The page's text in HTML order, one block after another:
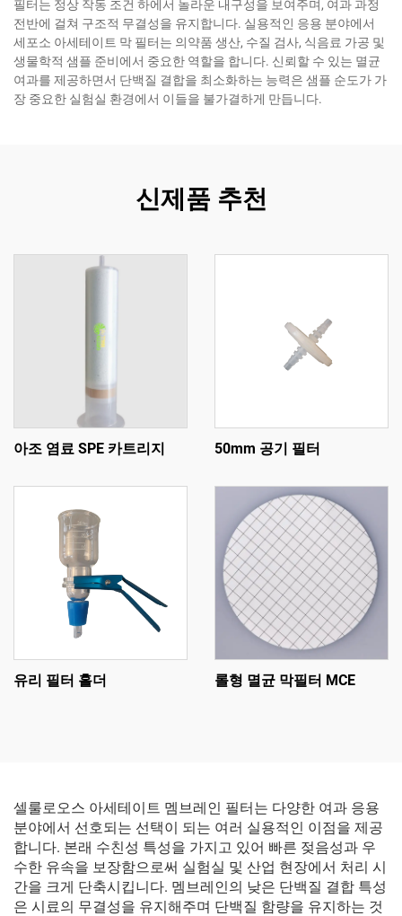
필터는 정상 작동 조건 하에서 놀라운 내구성을 보여주며, 여과 과정
전반에 걸쳐 구조적 무결성을 유지합니다. 실용적인 응용 분야에서
세포소 아세테이트 막 필터는 의약품 생산, 수질 검사, 식음료 가공 및
생물학적 샘플 준비에서 중요한 역할을 합니다. 신뢰할 수 있는 멸균
여과를 제공하면서 단백질 결합을 최소화하는 능력은 샘플 순도가 가
장 중요한 실험실 환경에서 이들을 불가결하게 만듭니다.
신제품 추천
아조 염료 SPE 카트리지 50mm 공기 필터
유리 필터 홀더 롤형 멸균 막필터 MCE
셀룰로오스 아세테이트 멤브레인 필터는 다양한 여과 응용
분야에서 선호되는 선택이 되는 여러 실용적인 이점을 제공
합니다. 본래 수친성 특성을 가지고 있어 빠른 젖음성과 우
수한 유속을 보장함으로써 실험실 및 산업 현장에서 처리 시
간을 크게 단축시킵니다. 멤브레인의 낮은 단백질 결합 특성
은 시료의 무결성을 유지해주며 단백질 함량을 유지하는 것